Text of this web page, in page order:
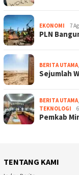
EKONOMI 7
PLN
BERITA UTAMA
Sejumlah
BERITA UTAMA
TEKNOLOGI
Pemkab
TENTANG KAMI